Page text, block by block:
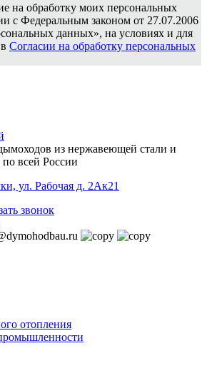
на обработку моих персональных
с Федеральным законом от 27.07.2006
данных», на условиях и для
Согласии на обработку персональных
из нержавеющей стали и
всей России
ул. Рабочая д. 2Ак21
звонок
отопления